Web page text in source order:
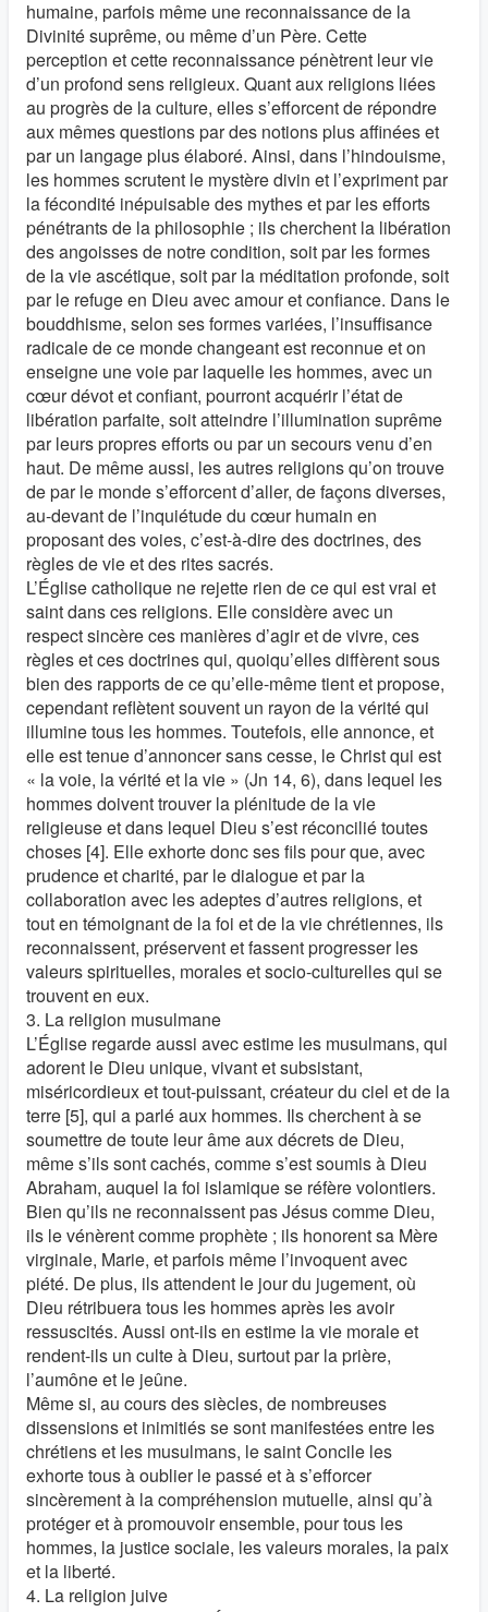
humaine, parfois même une reconnaissance de la
Divinité suprême, ou même d’un Père. Cette
perception et cette reconnaissance pénètrent leur vie
d’un profond sens religieux. Quant aux religions liées
au progrès de la culture, elles s’efforcent de répondre
aux mêmes questions par des notions plus affinées et
par un langage plus élaboré. Ainsi, dans l’hindouisme,
les hommes scrutent le mystère divin et l’expriment par
la fécondité inépuisable des mythes et par les efforts
pénétrants de la philosophie ; ils cherchent la libération
des angoisses de notre condition, soit par les formes
de la vie ascétique, soit par la méditation profonde, soit
par le refuge en Dieu avec amour et confiance. Dans le
bouddhisme, selon ses formes variées, l’insuffisance
radicale de ce monde changeant est reconnue et on
enseigne une voie par laquelle les hommes, avec un
cœur dévot et confiant, pourront acquérir l’état de
libération parfaite, soit atteindre l’illumination suprême
par leurs propres efforts ou par un secours venu d’en
haut. De même aussi, les autres religions qu’on trouve
de par le monde s’efforcent d’aller, de façons diverses,
au-devant de l’inquiétude du cœur humain en
proposant des voies, c’est-à-dire des doctrines, des
règles de vie et des rites sacrés.
L’Église catholique ne rejette rien de ce qui est vrai et
saint dans ces religions. Elle considère avec un
respect sincère ces manières d’agir et de vivre, ces
règles et ces doctrines qui, quoiqu’elles diffèrent sous
bien des rapports de ce qu’elle-même tient et propose,
cependant reflètent souvent un rayon de la vérité qui
illumine tous les hommes. Toutefois, elle annonce, et
elle est tenue d’annoncer sans cesse, le Christ qui est
« la voie, la vérité et la vie » (Jn 14, 6), dans lequel les
hommes doivent trouver la plénitude de la vie
religieuse et dans lequel Dieu s’est réconcilié toutes
choses [4]. Elle exhorte donc ses fils pour que, avec
prudence et charité, par le dialogue et par la
collaboration avec les adeptes d’autres religions, et
tout en témoignant de la foi et de la vie chrétiennes, ils
reconnaissent, préservent et fassent progresser les
valeurs spirituelles, morales et socio-culturelles qui se
trouvent en eux.
3. La religion musulmane
L’Église regarde aussi avec estime les musulmans, qui
adorent le Dieu unique, vivant et subsistant,
miséricordieux et tout-puissant, créateur du ciel et de la
terre [5], qui a parlé aux hommes. Ils cherchent à se
soumettre de toute leur âme aux décrets de Dieu,
même s’ils sont cachés, comme s’est soumis à Dieu
Abraham, auquel la foi islamique se réfère volontiers.
Bien qu’ils ne reconnaissent pas Jésus comme Dieu,
ils le vénèrent comme prophète ; ils honorent sa Mère
virginale, Marie, et parfois même l’invoquent avec
piété. De plus, ils attendent le jour du jugement, où
Dieu rétribuera tous les hommes après les avoir
ressuscités. Aussi ont-ils en estime la vie morale et
rendent-ils un culte à Dieu, surtout par la prière,
l’aumône et le jeûne.
Même si, au cours des siècles, de nombreuses
dissensions et inimitiés se sont manifestées entre les
chrétiens et les musulmans, le saint Concile les
exhorte tous à oublier le passé et à s’efforcer
sincèrement à la compréhension mutuelle, ainsi qu’à
protéger et à promouvoir ensemble, pour tous les
hommes, la justice sociale, les valeurs morales, la paix
et la liberté.
4. La religion juive